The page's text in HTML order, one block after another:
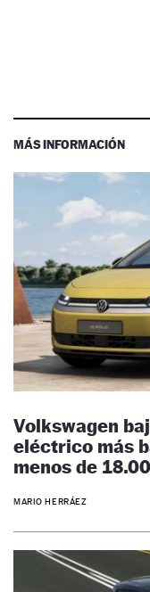
MÁS INFORMACIÓN
Volkswagen
eléctrico más
menos de
MARIO HERRÁEZ